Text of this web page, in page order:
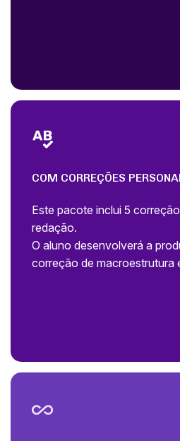
COM CORREÇÕES
Este pacote inclui 5
redação.
O aluno desenvolverá a
correção de macroestrutura